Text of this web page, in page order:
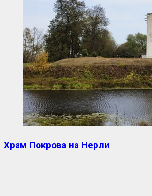
Храм Покрова на Нерли